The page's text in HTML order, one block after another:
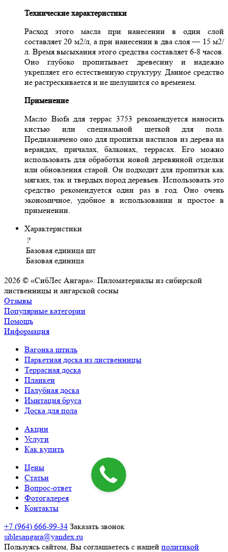
Технические характеристики
Расход этого масла при нанесении в один слой
составляет 20 м2/л, а при нанесении в два слоя — 15 м2/
л. Время высыхания этого средства составляет 6-8 часов.
Оно глубоко пропитывает древесину и надежно
укрепляет его естественную структуру. Данное средство
не растрескивается и не шелушится со временем.
Применение
Масло Biofa для террас 3753 рекомендуется наносить
кистью или специальной щеткой для пола.
Предназначено оно для пропитки настилов из дерева на
верандах, причалах, балконах, террасах. Его можно
использовать для обработки новой деревянной отделки
или обновления старой. Он подходит для пропитки как
мягких, так и твердых пород деревьев. Использовать это
средство рекомендуется один раз в год. Оно очень
экономичное, удобное в использовании и простое в
применении.
Характеристики
?
Базовая единица
Базовая единица
шт
2026 © «СибЛес Ангара»: Пиломатериалы из сибирской
лиственницы и ангарской сосны
Отзывы
Популярные категории
Помощь
Информация
Вагонка штиль
Паркетная доска из лиственницы
Террасная доска
Планкен
Палубная доска
Имитация бруса
Доска для пола
Акции
Услуги
Как купить
Цены
Статьи
Вопрос-ответ
Фотогалерея
Контакты
+7 (964) 666-99-34 Заказать звонок
siblesangara@yandex.ru
Пользуясь сайтом, Вы соглашаетесь с нашей политикой